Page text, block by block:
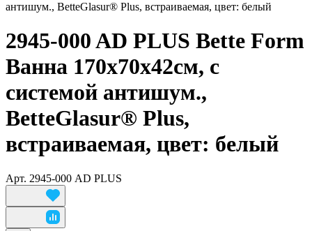
антишум., BetteGlasur® Plus, встраиваемая, цвет: белый
2945-000 AD PLUS Bette Form
Ванна 170х70х42см, с
системой антишум.,
BetteGlasur® Plus,
встраиваемая, цвет: белый
Арт. 2945-000 AD PLUS